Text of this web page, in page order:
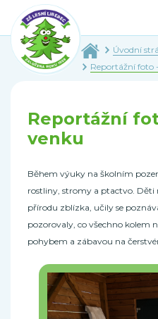
Úvodní
Reportážní foto
Reportážní
venku
Během výuky na školním
rostliny, stromy a ptactvo.
přírodu zblízka, učily se
pozorovaly, co všechno kolem
pohybem a zábavou na